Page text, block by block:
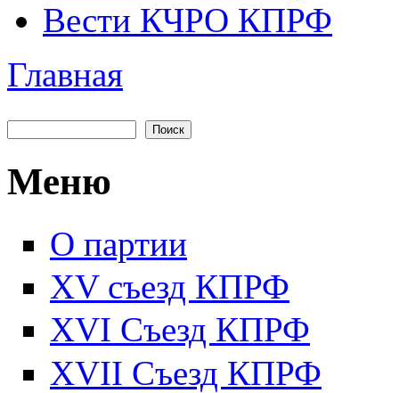
Вести КЧРО КПРФ
Вы здесь
Главная
Форма поиска
Меню
О партии
XV съезд КПРФ
XVI Съезд КПРФ
XVII Cъезд КПРФ